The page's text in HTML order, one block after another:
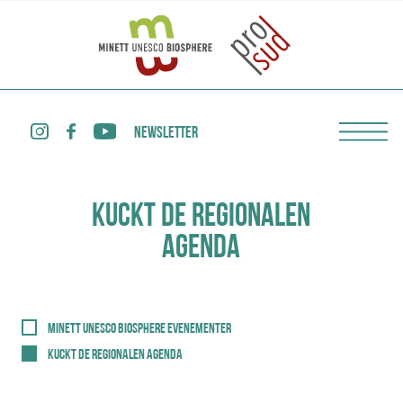
NEWSLETTER
KUCKT DE REGIONALEN
AGENDA
MINETT UNESCO BIOSPHERE EVENEMENTER
KUCKT DE REGIONALEN AGENDA